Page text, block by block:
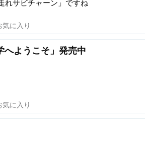
れサビチャーン」ですね
気に入り
へようこそ」発売中
気に入り